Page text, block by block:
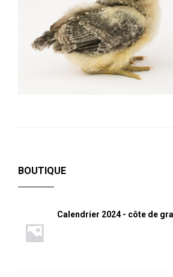
BOUTIQUE
Calendrier 2024 - côte de